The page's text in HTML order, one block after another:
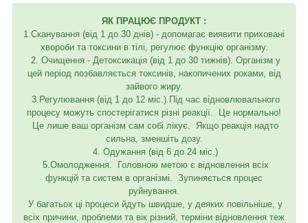
ЯК ПРАЦЮЄ ПРОДУКТ :
1.Сканування (від 1 до 30 днів) - допомагає виявити приховані
хвороби та токсини в тілі, регулює функцію організму.
2. Очищення - Детоксикація (від 1 до 30 тижнів). Організм у
цей період позбавляється токсинів, накопичених роками, від
зайвого жиру.
3.Регулювання (від 1 до 12 міс.).Під час відновлювального
процесу можуть спостерігатися різні реакції. Це нормально!
Це лише ваш організм сам собі лікує. Якщо реакція надто
сильна, зменшіть дозу.
4. Одужання (від 6 до 24 міс.)
5.Омолодження. Головною метою є відновлення всіх
функцій та систем в організмі. Зупиняється процес
руйнування.
У багатьох ці процеси йдуть швидше, у деяких повільніше, у
всіх причини, проблеми та вік різний, терміни відновлення теж